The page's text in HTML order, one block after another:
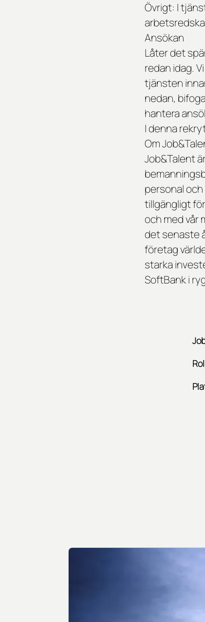
Övrigt: I
Ansökan
Låter det
redan idag.
tjänsten
nedan,
hantera
I denna
Om
Job&Talent
personal
tillgängligt
och med vår
det senaste
företag
starka
SoftBank i